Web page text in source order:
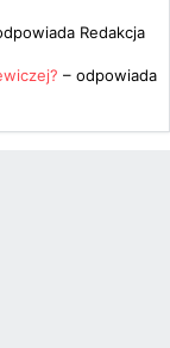
Redakcja
– odpowiada